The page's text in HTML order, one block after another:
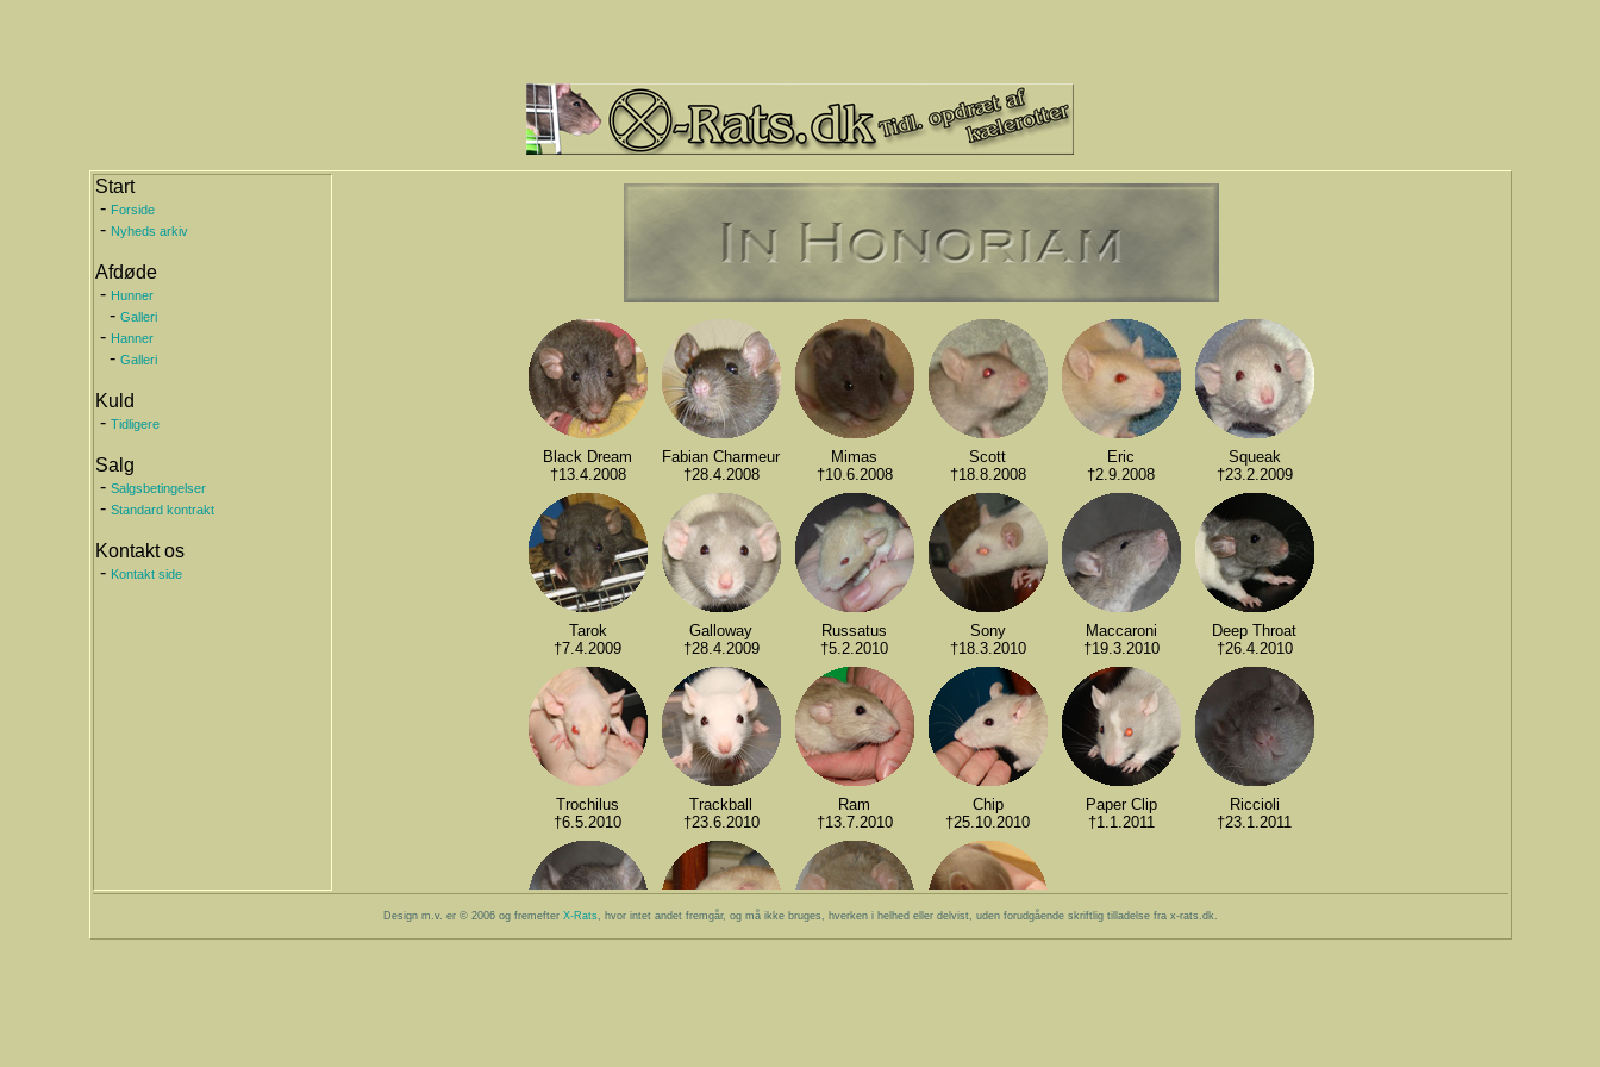
Start
- Forside
- Nyheds arkiv
Afdøde
- Hunner
- Galleri
- Hanner
- Galleri
Kuld
- Tidligere
Salg
- Salgsbetingelser
- Standard kontrakt
Kontakt os
- Kontakt side
Black Dream
†13.4.2008
Fabian Charmeur
†28.4.2008
Mimas
†10.6.2008
Scott
†18.8.2008
Eric
†2.9.2008
Squeak
†23.2.2009
Tarok
†7.4.2009
Galloway
†28.4.2009
Russatus
†5.2.2010
Sony
†18.3.2010
Maccaroni
†19.3.2010
Deep Throat
†26.4.2010
Trochilus
†6.5.2010
Trackball
†23.6.2010
Ram
†13.7.2010
Chip
†25.10.2010
Paper Clip
†1.1.2011
Riccioli
†23.1.2011
Design m.v. er © 2006 og fremefter X-Rats, hvor intet andet fremgår, og må ikke bruges, hverken i helhed eller delvist, uden forudgående skriftlig tilladelse fra x-rats.dk.